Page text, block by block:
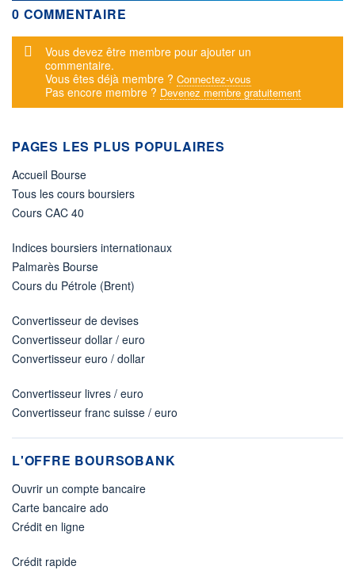
0 COMMENTAIRE
Message d'alerte
Vous devez être membre pour ajouter un
commentaire.
Vous êtes déjà membre ? Connectez-vous
Pas encore membre ? Devenez membre gratuitement
PAGES LES PLUS POPULAIRES
Accueil Bourse
Tous les cours boursiers
Cours CAC 40
Indices boursiers internationaux
Palmarès Bourse
Cours du Pétrole (Brent)
Convertisseur de devises
Convertisseur dollar / euro
Convertisseur euro / dollar
Convertisseur livres / euro
Convertisseur franc suisse / euro
L'OFFRE BOURSOBANK
Ouvrir un compte bancaire
Carte bancaire ado
Crédit en ligne
Crédit rapide